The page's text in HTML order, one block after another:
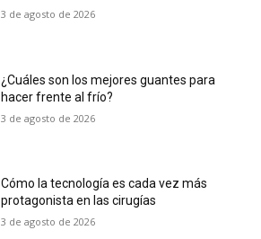
3 de agosto de 2026
¿Cuáles son los mejores guantes para
hacer frente al frío?
3 de agosto de 2026
Cómo la tecnología es cada vez más
protagonista en las cirugías
3 de agosto de 2026